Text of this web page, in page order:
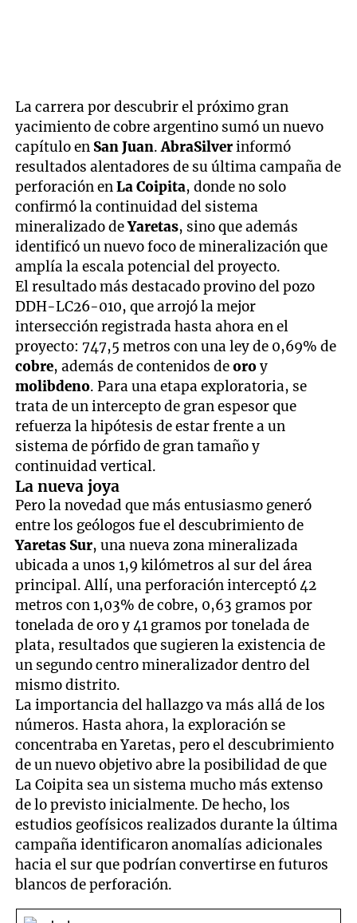
La carrera por descubrir el próximo gran
yacimiento de cobre argentino sumó un nuevo
capítulo en San Juan.AbraSilverinformó
resultados alentadores de su última campaña de
perforación enLa Coipita, donde no solo
confirmó la continuidad del sistema
mineralizado deYaretas, sino que además
identificó un nuevo foco de mineralización que
amplía la escala potencial del proyecto.
El resultado más destacado provino del pozo
DDH-LC26-010, que arrojó la mejor
intersección registrada hasta ahora en el
proyecto: 747,5 metros con una ley de 0,69% de
cobre, además de contenidos deoroy
molibdeno. Para una etapa exploratoria, se
trata de un intercepto de gran espesor que
refuerza la hipótesis de estar frente a un
sistema de pórfido de gran tamaño y
continuidad vertical.
La nueva joya
Pero la novedad que más entusiasmo generó
entre los geólogos fue el descubrimiento de
Yaretas Sur, una nueva zona mineralizada
ubicada a unos 1,9 kilómetros al sur del área
principal. Allí, una perforación interceptó 42
metros con 1,03% de cobre, 0,63 gramos por
tonelada de oro y 41 gramos por tonelada de
plata, resultados que sugieren la existencia de
un segundo centro mineralizador dentro del
mismo distrito.
La importancia del hallazgo va más allá de los
números. Hasta ahora, la exploración se
concentraba en Yaretas, pero el descubrimiento
de un nuevo objetivo abre la posibilidad de que
La Coipita sea un sistema mucho más extenso
de lo previsto inicialmente. De hecho, los
estudios geofísicos realizados durante la última
campaña identificaron anomalías adicionales
hacia el sur que podrían convertirse en futuros
blancos de perforación.